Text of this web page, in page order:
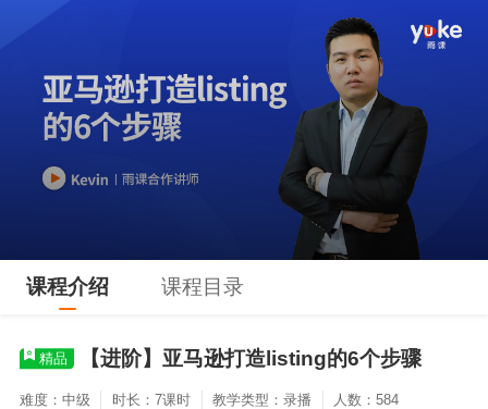
课程介绍 课程目录
精品 【进阶】亚马逊打造listing的6个步骤
难度：中级 时长：7课时 教学类型：录播 人数：584